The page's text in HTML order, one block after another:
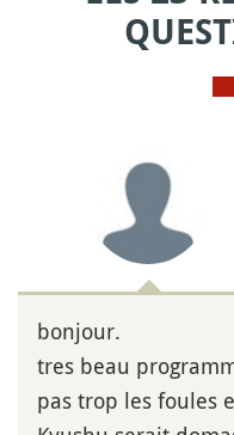
bonjour.
tres beau
pas trop les foules